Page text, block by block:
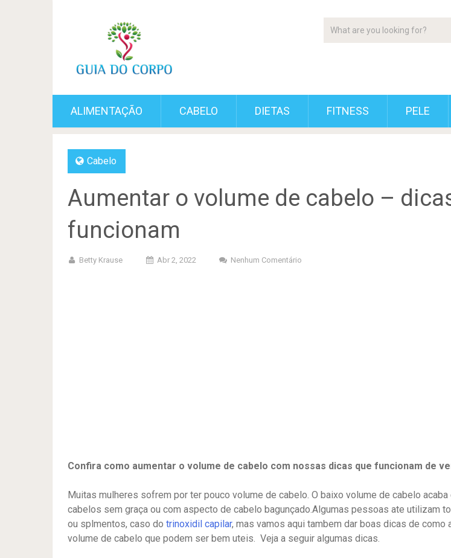
ALIMENTAÇÃO CABELO DIETAS FITNESS PELE
Cabelo
Aumentar o volume de cabelo –
funcionam
Betty Krause Abr 2, 2022 Nenhum Comentário
Confira como aumentar o volume de cabelo com nossas dicas que funcionam de
Muitas mulheres sofrem por ter pouco volume de cabelo. O baixo volume de cabelo
cabelos sem graça ou com aspecto de cabelo bagunçado.Algumas pessoas ate utilizam
ou splmentos, caso do trinoxidil capilar, mas vamos aqui tambem dar boas dicas de como
volume de cabelo que podem ser bem uteis. Veja a seguir algumas dicas.